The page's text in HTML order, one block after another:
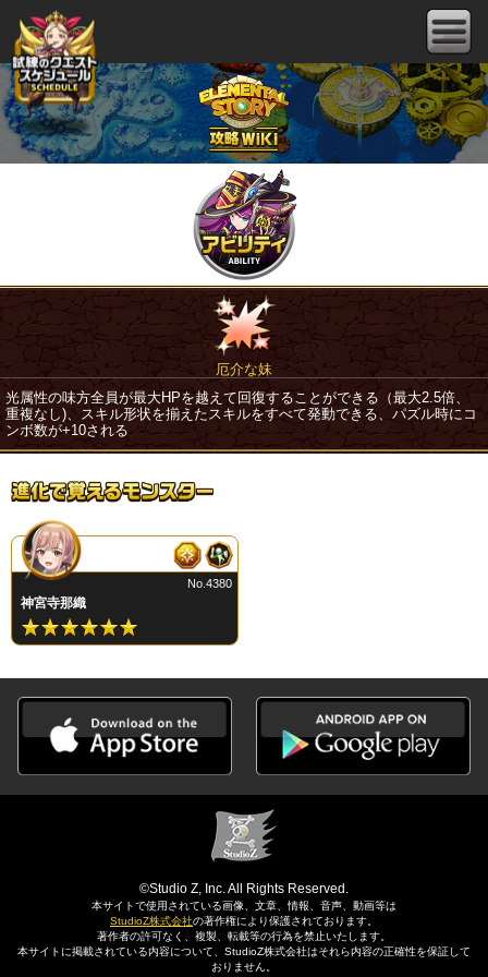
厄介な妹
光属性の味方全員が最大HPを越えて回復することができる（最大2.5倍、
重複なし)、スキル形状を揃えたスキルをすべて発動できる、パズル時にコ
ンボ数が+10される
神宮寺那織
No.4380
©Studio Z, Inc. All Rights Reserved.
本サイトで使用されている画像、文章、情報、音声、動画等は
StudioZ株式会社の著作権により保護されております。
著作者の許可なく、複製、転載等の行為を禁止いたします。
本サイトに掲載されている内容について、StudioZ株式会社はそれら内容の正確性を保証して
おりません。